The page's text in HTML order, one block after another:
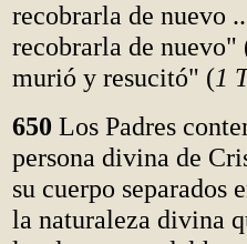
recobrarla de nuevo
recobrarla de nuevo"
murió y resucitó" (1
650 Los Padres
persona divina de
su cuerpo separados
la naturaleza divina